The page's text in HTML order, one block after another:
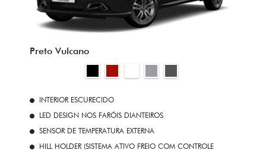
Preto Vulcano
INTERIOR ESCURECIDO
LED DESIGN NOS FARÓIS DIANTEIROS
SENSOR DE TEMPERATURA EXTERNA
HILL HOLDER (SISTEMA ATIVO FREIO COM CONTROLE